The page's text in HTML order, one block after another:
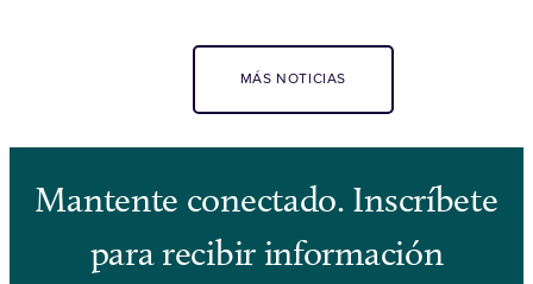
MÁS NOTICIAS
Mantente conectado. Inscríbete
para recibir información